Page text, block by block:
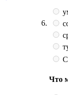
6.
Что